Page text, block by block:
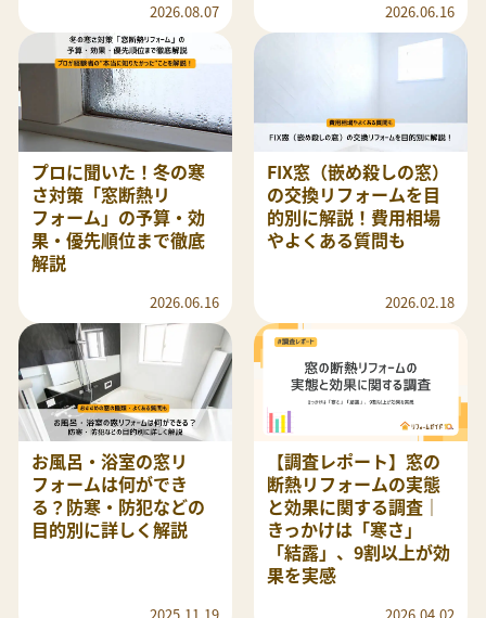
2026.08.07 2026.06.16
プロに聞いた！冬の寒
さ対策「窓断熱リ
フォーム」の予算・効
果・優先順位まで徹底
解説
2026.06.16
FIX窓（嵌め殺しの窓）
の交換リフォームを目
的別に解説！費用相場
やよくある質問も
2026.02.18
お風呂・浴室の窓リ
フォームは何ができ
る？防寒・防犯などの
目的別に詳しく解説
【調査レポート】窓の
断熱リフォームの実態
と効果に関する調査｜
きっかけは「寒さ」
「結露」、9割以上が効
果を実感